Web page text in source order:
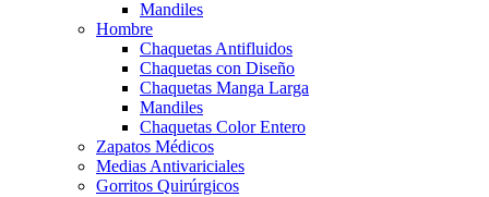
Mandiles
Hombre
Chaquetas Antifluidos
Chaquetas con Diseño
Chaquetas Manga Larga
Mandiles
Chaquetas Color Entero
Zapatos Médicos
Medias Antivariciales
Gorritos Quirúrgicos